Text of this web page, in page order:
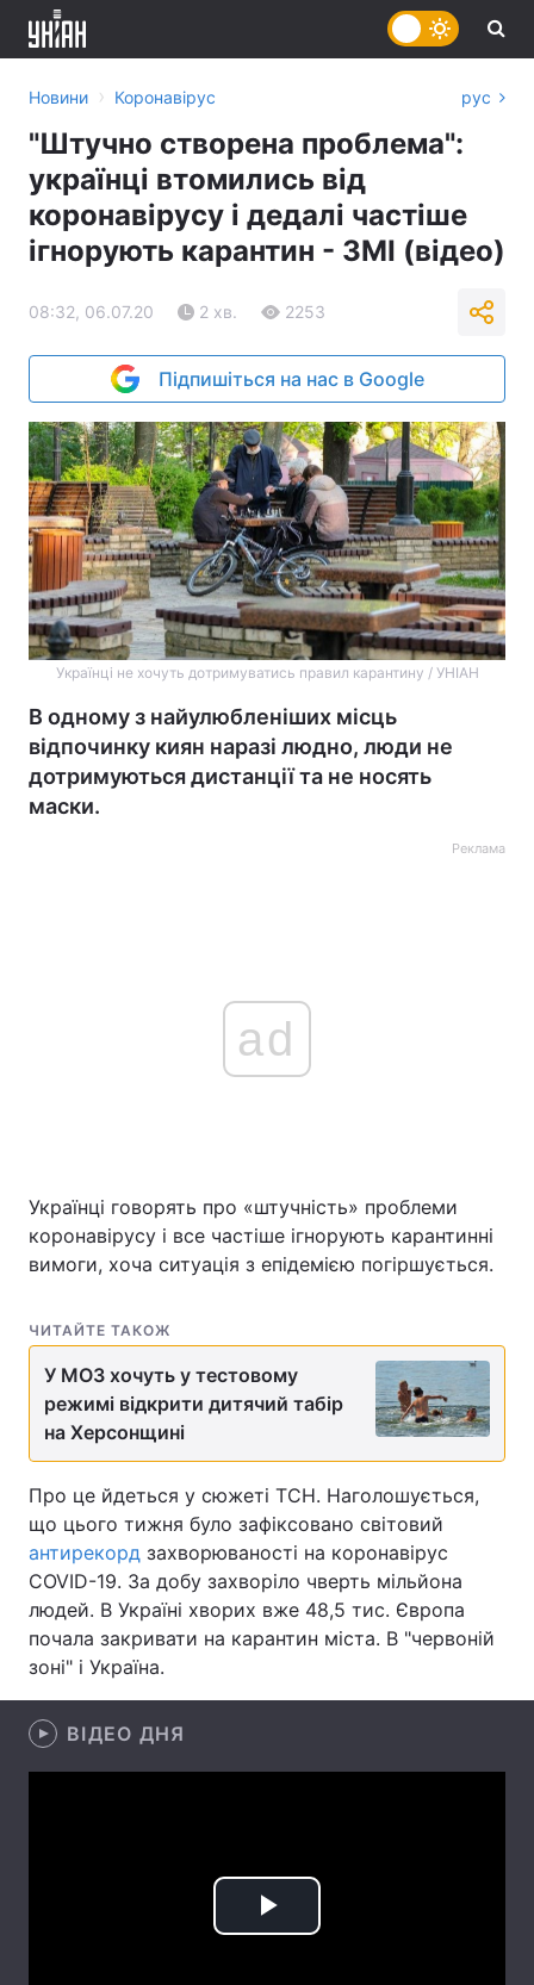
Україна Політика
Економіка Світ
Спорт
Техно і зв'язок Лайт
Зброя
Здоров'я Туризм
Цікавинки Погода
Екологія Регіони
Лонгріди
Новини › Коронавірус рус
"Штучно створена проблема":
українці втомились від
коронавірусу і дедалі частіше
ігнорують карантин - ЗМІ (відео)
08:32, 06.07.20 2 хв. 2253
Підпишіться на нас в Google
Українці не хочуть дотримуватись правил карантину / УНІАН
В одному з найулюбленіших місць
відпочинку киян наразі людно, люди не
дотримуються дистанції та не носять
маски.
Реклама
ad
Українці говорять про «штучність» проблеми
коронавірусу і все частіше ігнорують карантинні
вимоги, хоча ситуація з епідемією погіршується.
ЧИТАЙТЕ ТАКОЖ
У МОЗ хочуть у тестовому
режимі відкрити дитячий табір
на Херсонщині
Про це йдеться у сюжеті ТСН. Наголошується,
що цього тижня було зафіксовано світовий
антирекорд захворюваності на коронавірус
COVID-19. За добу захворіло чверть мільйона
людей. В Україні хворих вже 48,5 тис. Європа
почала закривати на карантин міста. В "червоній
зоні" і Україна.
ВІДЕО ДНЯ
Play